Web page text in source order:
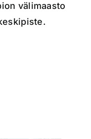
välimaasto